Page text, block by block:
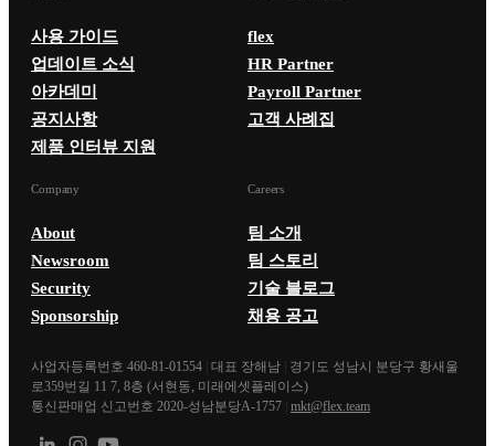
사용 가이드
업데이트 소식
아카데미
공지사항
제품 인터뷰 지원
flex
HR Partner
Payroll Partner
고객 사례집
Company
About
Newsroom
Security
Sponsorship
Careers
팀 소개
팀 스토리
기술 블로그
채용 공고
사업자등록번호 460-81-01554 대표 장해남
경기도 성남시 분당구 황새울
로359번길 11 7, 8층 (서현동, 미래에셋플레이스)
통신판매업 신고번호 2020-성남분당A-1757 mkt@flex.team